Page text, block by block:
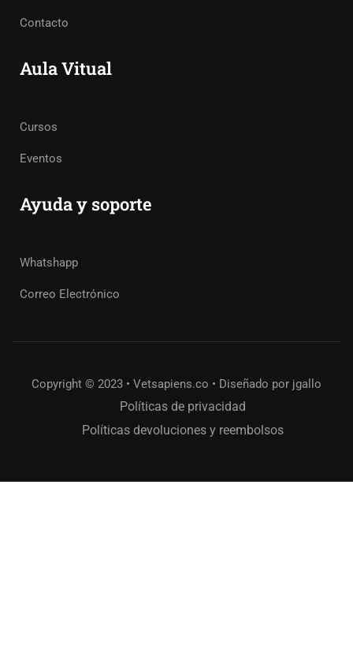
Contacto
Aula Vitual
Cursos
Eventos
Ayuda y soporte
Whatshapp
Correo Electrónico
Copyright © 2023 • Vetsapiens.co • Diseñado por jgallo
Políticas de privacidad
Políticas devoluciones y reembolsos